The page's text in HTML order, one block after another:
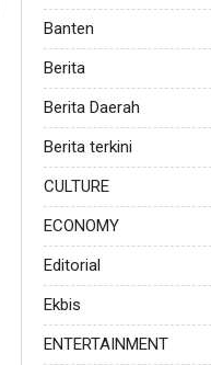
Banten
Berita
Berita Daerah
Berita terkini
CULTURE
ECONOMY
Editorial
Ekbis
ENTERTAINMENT